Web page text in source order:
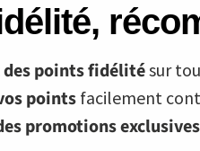
des points fidélitésur
points facilement
promotions exclusives